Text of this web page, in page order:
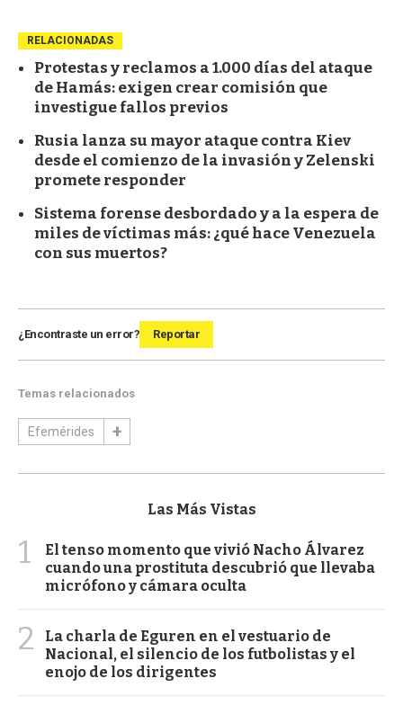
RELACIONADAS
Protestas y reclamos a 1.000 días del ataque
de Hamás: exigen crear comisión que
investigue fallos previos
Rusia lanza su mayor ataque contra Kiev
desde el comienzo de la invasión y Zelenski
promete responder
Sistema forense desbordado y a la espera de
miles de víctimas más: ¿qué hace Venezuela
con sus muertos?
¿Encontraste un error? Reportar
Temas relacionados
Efemérides
Las Más Vistas
1
El tenso momento que vivió Nacho Álvarez
cuando una prostituta descubrió que llevaba
micrófono y cámara oculta
2
La charla de Eguren en el vestuario de
Nacional, el silencio de los futbolistas y el
enojo de los dirigentes